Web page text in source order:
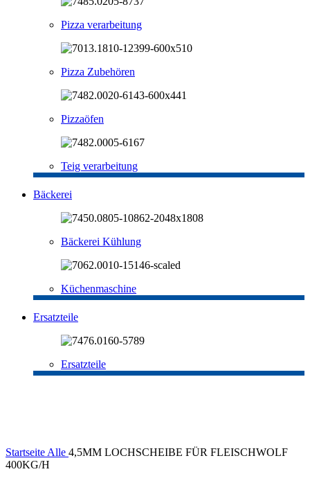
Pizza verarbeitung
Pizza Zubehören
Pizzaöfen
Teig verarbeitung
Bäckerei
Bäckerei Kühlung
Küchenmaschine
Ersatzteile
Ersatzteile
Startseite Alle 4,5MM LOCHSCHEIBE FÜR FLEISCHWOLF
400KG/H